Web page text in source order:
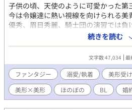
子供の頃、天使のように可愛かった第
今は令嬢達に熱い視線を向けられる美
優秀、眉目秀麗、騎士団の演習では
今のハロルドの現実だった。 まだ少
求婚され、婚約した幼馴染のギルバ
ルドは、婚約破棄を決意する。 黒髪
×金髪青瞳美形第三王子（受け）。前
不定期更新中。
続きを読む
文字数 47,034 最
ファンタジー 溺愛/執着 美形受け
美形×美形
ほのぼの BL 婚